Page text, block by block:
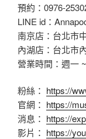
預約：0976-
LINE id：
南京店：台北市
內湖店：台北市
營業時間：週一
粉絲： https://
官網： https://
消息： https://
影片： https://